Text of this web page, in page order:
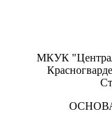
МКУК